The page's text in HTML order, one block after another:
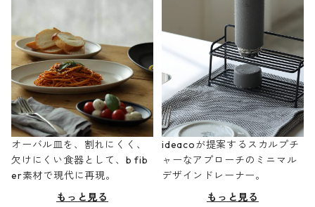
オーバル皿を、割れにくく、
欠けにくい食器として、b fib
er素材で現代に再現。
もっと見る
ideacoが提案するスカルプチ
ャーなアプローチのミニマル
デザインドレーナー。
もっと見る